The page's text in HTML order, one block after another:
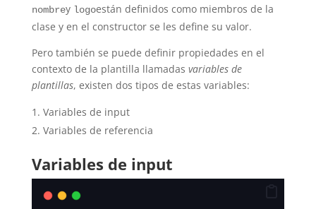
nombrey logoestán definidos como miembros de la
clase y en el constructor se les define su valor.
Pero también se puede definir propiedades en el
contexto de la plantilla llamadas variables de
plantillas, existen dos tipos de estas variables:
Variables de input
Variables de referencia
Variables de input